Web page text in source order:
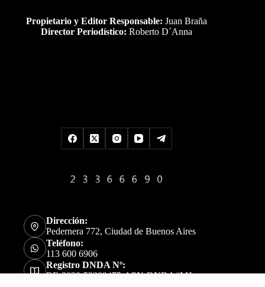
Propietario y Editor Responsable: Juan Braña
Director Periodístico: Roberto D´Anna
Dirección:
Pedernera 772, Ciudad de Buenos Aires
Teléfono:
113 600 6906
Registro DNDA Nº:
RE-2020-52309475-APN-DNDA#MJ